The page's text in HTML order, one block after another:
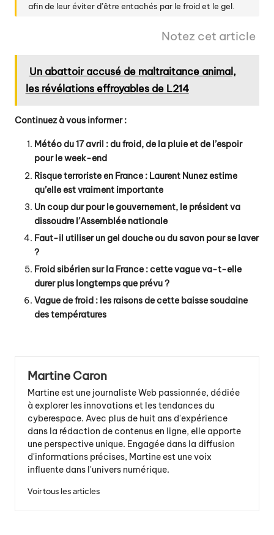
afin de leur éviter d’être entachés par le froid et le gel.
Notez cet article
Un abattoir accusé de maltraitance animal,
les révélations effroyables de L214
Continuez à vous informer :
Météo du 17 avril : du froid, de la pluie et de l’espoir
pour le week-end
Risque terroriste en France : Laurent Nunez estime
qu’elle est vraiment importante
Un coup dur pour le gouvernement, le président va
dissoudre l’Assemblée nationale
Faut-il utiliser un gel douche ou du savon pour se laver
?
Froid sibérien sur la France : cette vague va-t-elle
durer plus longtemps que prévu ?
Vague de froid : les raisons de cette baisse soudaine
des températures
Martine Caron
Martine est une journaliste Web passionnée, dédiée
à explorer les innovations et les tendances du
cyberespace. Avec plus de huit ans d'expérience
dans la rédaction de contenus en ligne, elle apporte
une perspective unique. Engagée dans la diffusion
d'informations précises, Martine est une voix
influente dans l'univers numérique.
Voir tous les articles